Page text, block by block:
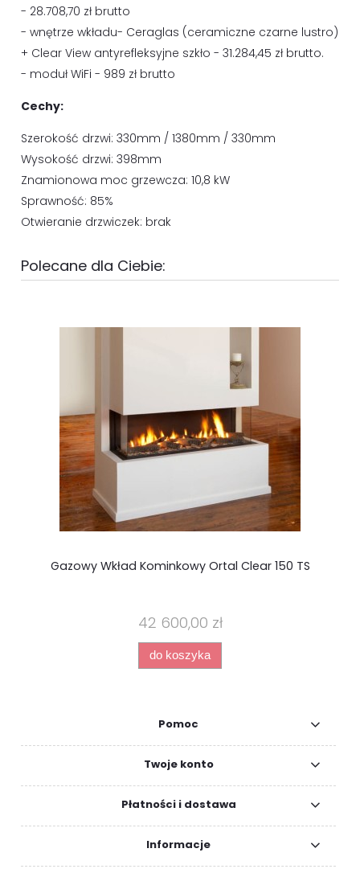
- 28.708,70 zł brutto
- wnętrze wkładu- Ceraglas (ceramiczne czarne lustro)
+ Clear View antyrefleksyjne szkło - 31.284,45 zł brutto.
- moduł WiFi - 989 zł brutto
Cechy:
Szerokość drzwi: 330mm / 1380mm / 330mm
Wysokość drzwi: 398mm
Znamionowa moc grzewcza: 10,8 kW
Sprawność: 85%
Otwieranie drzwiczek: brak
Polecane dla Ciebie:
Gazowy Wkład Kominkowy Ortal Clear 150 TS
42 600,00 zł
do koszyka
Pomoc
Twoje konto
Płatności i dostawa
Informacje